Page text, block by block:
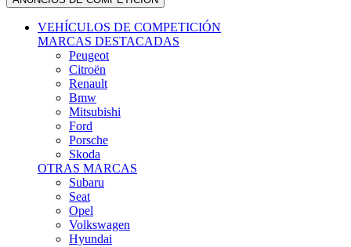
VEHÍCULOS DE COMPETICIÓN
MARCAS DESTACADAS
Peugeot
Citroën
Renault
Bmw
Mitsubishi
Ford
Porsche
Skoda
OTRAS MARCAS
Subaru
Seat
Opel
Volkswagen
Hyundai
Fiat, Alfa Romeo, Lancia, Jeep